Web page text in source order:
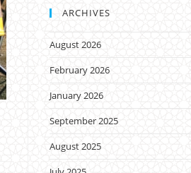
ARCHIVES
August 2026
February 2026
January 2026
September 2025
August 2025